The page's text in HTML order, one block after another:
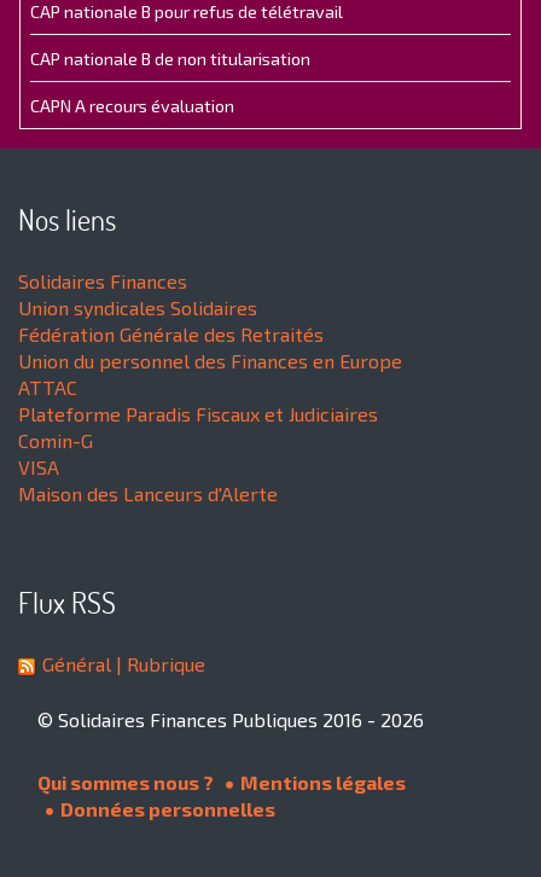
CAP nationale B pour refus de télétravail
CAP nationale B de non titularisation
CAPN A recours évaluation
Nos liens
Solidaires Finances
Union syndicales Solidaires
Fédération Générale des Retraités
Union du personnel des Finances en Europe
ATTAC
Plateforme Paradis Fiscaux et Judiciaires
Comin-G
VISA
Maison des Lanceurs d'Alerte
Flux RSS
Général | Rubrique
© Solidaires Finances Publiques 2016 - 2026
Qui sommes nous ?
Mentions légales
Données personnelles